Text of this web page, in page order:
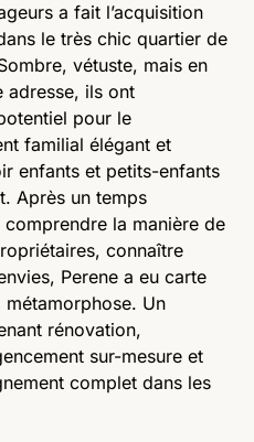
a fait l’acquisition
le très chic quartier de
vétuste, mais en
adresse, ils ont
pour le
familial élégant et
enfants et petits-enfants
Après un temps
la manière de
connaître
Perene a eu carte
Un
rénovation,
sur-mesure et
complet dans les